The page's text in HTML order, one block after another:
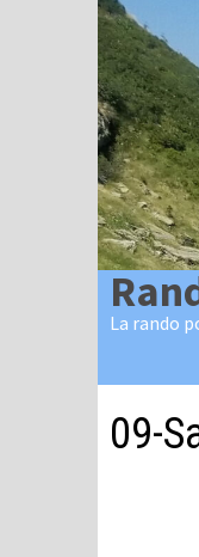
Passer
au
contenu
La rando
09-